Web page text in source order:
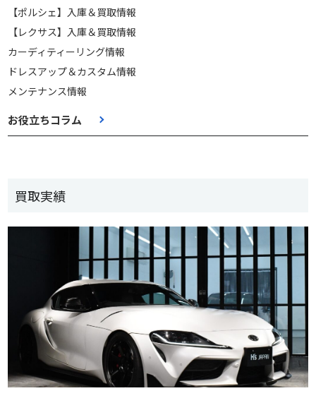
【ポルシェ】入庫＆買取情報
【レクサス】入庫＆買取情報
カーディティーリング情報
ドレスアップ＆カスタム情報
メンテナンス情報
お役立ちコラム
買取実績